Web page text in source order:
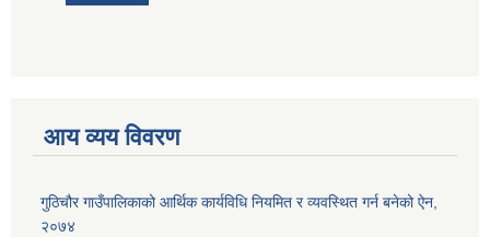
आय व्यय विवरण
गुठिचौर गाउँपालिकाको आर्थिक कार्यविधि नियमित र व्यवस्थित गर्न बनेको ऐन,
२०७४